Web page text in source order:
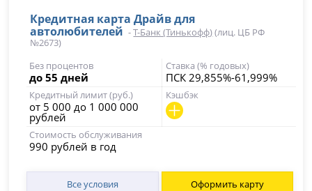
Кредитная карта Драйв для
автолюбителей -Т-Банк (Тинькофф)(лиц. ЦБ РФ
№2673)
Без процентов
до 55 дней
Ставка (% годовых)
ПСК 29,855%-61,999%
Кредитный лимит (руб.)
от 5 000 до 1 000 000
рублей
Кэшбэк
Стоимость обслуживания
990 рублей в год
Все условия Оформить карту